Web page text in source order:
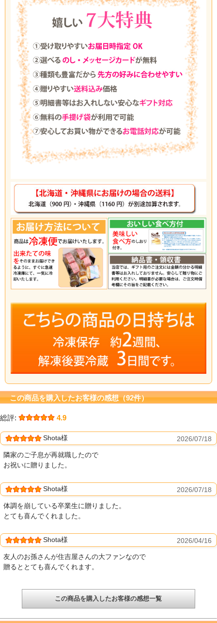
この商品を購入したお客様の感想（92件）
総評: 4.9
Shota様 2026/07/18
隣家のご子息が再就職したので
お祝いに贈りました。
Shota様 2026/07/18
体調を崩している卒業生に贈りました。
とても喜んでくれました。
Shota様 2026/04/16
友人のお孫さんが住吉屋さんの大ファンなので
贈るととても喜んでくれます。
この商品を購入したお客様の感想一覧